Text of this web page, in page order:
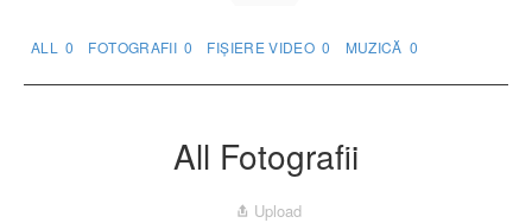
ALL 0 FOTOGRAFII 0 FIȘIERE VIDEO 0 MUZICĂ 0
All Fotografii
Upload